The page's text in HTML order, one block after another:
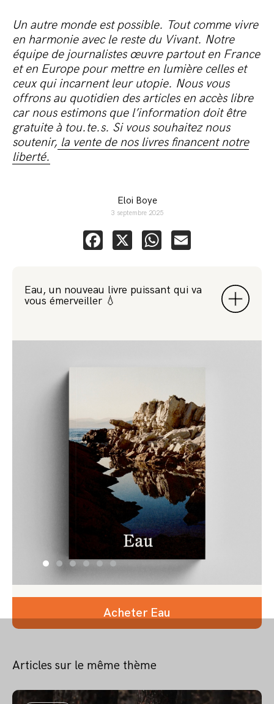
Un autre monde est possible. Tout comme vivre
en harmonie avec le reste du Vivant. Notre
équipe de journalistes œuvre partout en France
et en Europe pour mettre en lumière celles et
ceux qui incarnent leur utopie. Nous vous
offrons au quotidien des articles en accès libre
car nous estimons que l’information doit être
gratuite à tou.te.s. Si vous souhaitez nous
soutenir, la vente de nos livres financent notre
liberté.
Eloi Boye
3 septembre 2025
Facebook
X WhatsApp
Eau, un nouveau livre puissant qui va
vous émerveiller 💧
Acheter Eau
Articles sur le même thème